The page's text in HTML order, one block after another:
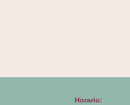
Horario: